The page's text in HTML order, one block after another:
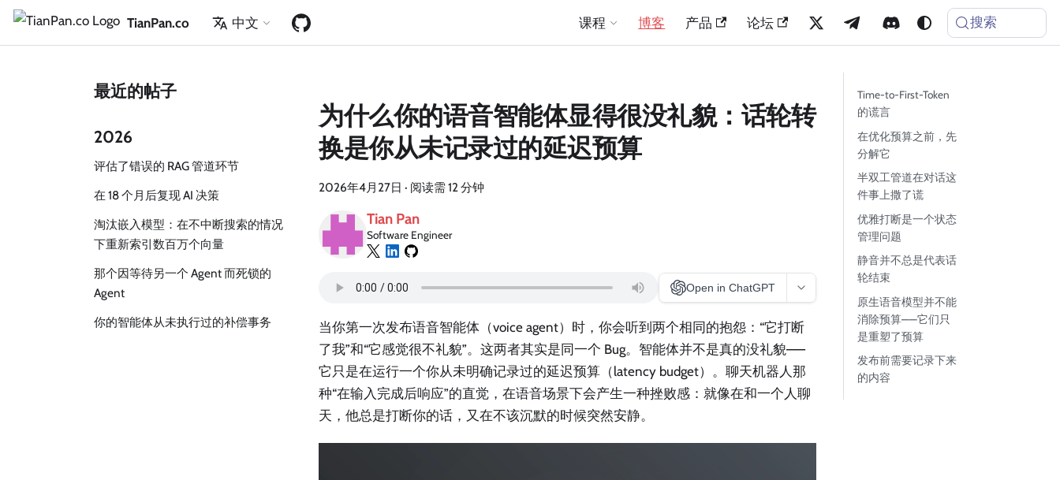
TianPan.co 中文 课程 博客 产品 论坛 搜索
最近的帖子
2026
评估了错误的 RAG 管道环节
在 18 个月后复现 AI 决策
淘汰嵌入模型：在不中断搜索的情况
下重新索引数百万个向量
那个因等待另一个 Agent 而死锁的
Agent
你的智能体从未执行过的补偿事务
为什么你的语音智能体显得很没礼貌：话轮转
换是你从未记录过的延迟预算
2026年4月27日 · 阅读需 12 分钟
Tian Pan
Software Engineer
Open in ChatGPT
当你第一次发布语音智能体（voice agent）时，你会听到两个相同的抱怨：“它打断
了我”和“它感觉很不礼貌”。这两者其实是同一个 Bug。智能体并不是真的没礼貌——
它只是在运行一个你从未明确记录过的延迟预算（latency budget）。聊天机器人那
种“在输入完成后响应”的直觉，在语音场景下会产生一种挫败感：就像在和一个人聊
天，他总是打断你的话，又在不该沉默的时候突然安静。
Time-to-First-Token
的谎言
在优化预算之前，先
分解它
半双工管道在对话这
件事上撒了谎
优雅打断是一个状态
管理问题
静音并不总是代表话
轮结束
原生语音模型并不能
消除预算——它们只
是重塑了预算
发布前需要记录下来
的内容